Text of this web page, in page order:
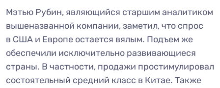
Мэтью Рубин, являющийся старшим аналитиком
вышеназванной компании, заметил, что спрос
в США и Европе остается вялым. Подъем же
обеспечили исключительно развивающиеся
страны. В частности, продажи простимулировал
состоятельный средний класс в Китае. Также